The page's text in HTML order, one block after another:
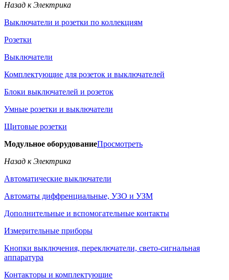
Назад к Электрика
Выключатели и розетки по коллекциям
Розетки
Выключатели
Комплектующие для розеток и выключателей
Блоки выключателей и розеток
Умные розетки и выключатели
Щитовые розетки
Модульное оборудованиеПросмотреть
Назад к Электрика
Автоматические выключатели
Автоматы диффренциальные, УЗО и УЗМ
Дополнительные и вспомогательные контакты
Измерительные приборы
Кнопки выключения, переключатели, свето-сигнальная
аппаратура
Контакторы и комплектующие